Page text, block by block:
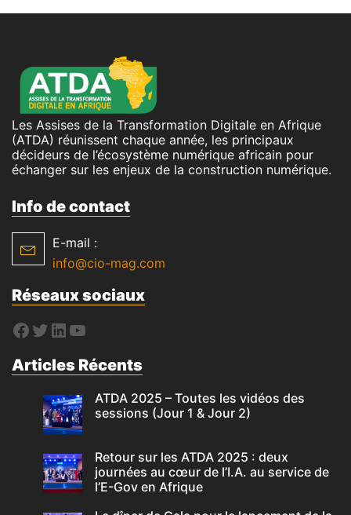
Les Assises de la Transformation Digitale en Afrique
(ATDA) réunissent chaque année, les principaux
décideurs de l’écosystème numérique africain pour
échanger sur les enjeux de la construction numérique.
Info de contact
E-mail :
info@cio-mag.com
Réseaux sociaux
Articles Récents
ATDA 2025 – Toutes les vidéos des
sessions (Jour 1 & Jour 2)
Retour sur les ATDA 2025 : deux
journées au cœur de l’I.A. au service de
l’E-Gov en Afrique